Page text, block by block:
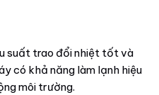
suất trao đổi nhiệt tốt và
có khả năng làm lạnh hiệu
môi trường.